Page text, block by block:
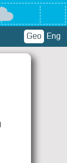
Geo Eng